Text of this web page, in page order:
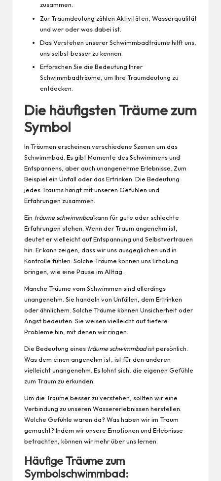
zusammen.
Zur Traumdeutung zählen Aktivitäten, Wasserqualität
und wer oder was dabei ist.
Das Verstehen unserer Schwimmbadträume hilft uns,
uns selbst besser zu kennen.
Erforschen Sie die Bedeutung Ihrer
Schwimmbadträume, um Ihre Traumdeutung zu
entdecken.
Die häufigsten Träume zum
Symbol
In Träumen erscheinen verschiedene Szenen um das
Schwimmbad. Es gibt Momente des Schwimmens und
Entspannens, aber auch unangenehme Erlebnisse. Zum
Beispiel ein Unfall oder das Ertrinken. Die Bedeutung
jedes Traums hängt mit unseren Gefühlen und
Erfahrungen zusammen.
Ein träume schwimmbadkann für gute oder schlechte
Erfahrungen stehen. Wenn der Traum angenehm ist,
deutet er vielleicht auf Entspannung und Selbstvertrauen
hin. Er kann zeigen, dass wir uns ausgeglichen und in
Kontrolle fühlen. Solche Träume können uns Erholung
bringen, wie eine Pause im Alltag.
Manche Träume vom Schwimmen sind allerdings
unangenehm. Sie handeln von Unfällen, dem Ertrinken
oder ähnlichem. Solche Träume können Unsicherheit oder
Angst bedeuten. Sie weisen vielleicht auf tiefere
Probleme hin, mit denen wir ringen.
Die Bedeutung eines träume schwimmbadist persönlich.
Was dem einen angenehm ist, ist für den anderen
vielleicht unangenehm. Es lohnt sich, die eigenen Gefühle
zum Traum zu erkunden.
Um die Träume besser zu verstehen, sollten wir eine
Verbindung zu unseren Wassererlebnissen herstellen.
Welche Gefühle waren da? Was haben wir im Traum
gemacht? Indem wir unsere Emotionen und Erlebnisse
betrachten, können wir mehr über uns lernen.
Häufige Träume zum
Symbolschwimmbad: